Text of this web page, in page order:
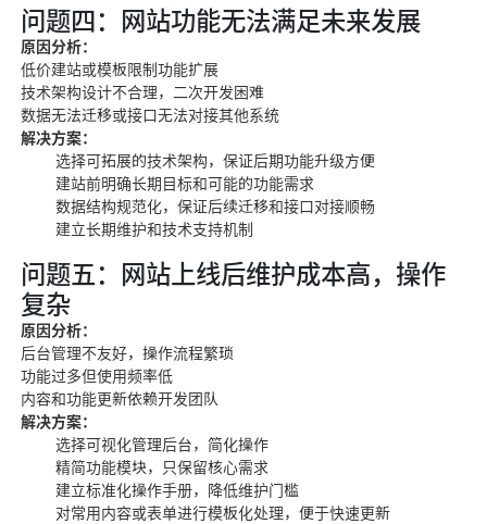
问题四：网站功能无法满足未来发展
原因分析：
低价建站或模板限制功能扩展
技术架构设计不合理，二次开发困难
数据无法迁移或接口无法对接其他系统
解决方案：
选择可拓展的技术架构，保证后期功能升级方便
建站前明确长期目标和可能的功能需求
数据结构规范化，保证后续迁移和接口对接顺畅
建立长期维护和技术支持机制
问题五：网站上线后维护成本高，操作
复杂
原因分析：
后台管理不友好，操作流程繁琐
功能过多但使用频率低
内容和功能更新依赖开发团队
解决方案：
选择可视化管理后台，简化操作
精简功能模块，只保留核心需求
建立标准化操作手册，降低维护门槛
对常用内容或表单进行模板化处理，便于快速更新